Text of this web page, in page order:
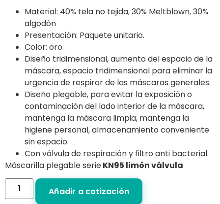
Material: 40% tela no tejida, 30% Meltblown, 30%
algodón
Presentación: Paquete unitario.
Color: oro.
Diseño tridimensional, aumento del espacio de la
máscara, espacio tridimensional para eliminar la
urgencia de respirar de las máscaras generales.
Diseño plegable, para evitar la exposición o
contaminación del lado interior de la máscara,
mantenga la máscara limpia, mantenga la
higiene personal, almacenamiento conveniente
sin espacio.
Con válvula de respiración y filtro anti bacterial.
Máscarilla plegable serieKN95 limón válvula
Añadir a cotización